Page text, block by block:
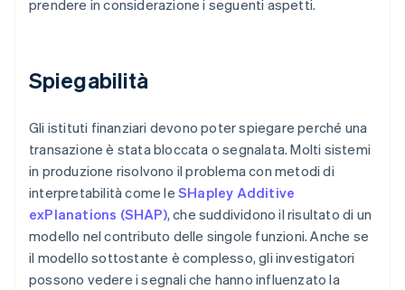
prendere in considerazione i seguenti aspetti.
Spiegabilità
Gli istituti finanziari devono poter spiegare perché una
transazione è stata bloccata o segnalata. Molti sistemi
in produzione risolvono il problema con metodi di
interpretabilità come le SHapley Additive
exPlanations (SHAP), che suddividono il risultato di un
modello nel contributo delle singole funzioni. Anche se
il modello sottostante è complesso, gli investigatori
possono vedere i segnali che hanno influenzato la